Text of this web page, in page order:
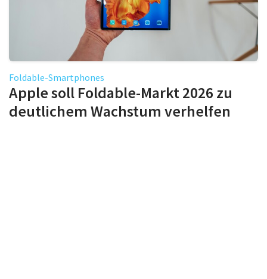
Foldable-Smartphones
Apple soll Foldable-Markt 2026 zu
deutlichem Wachstum verhelfen